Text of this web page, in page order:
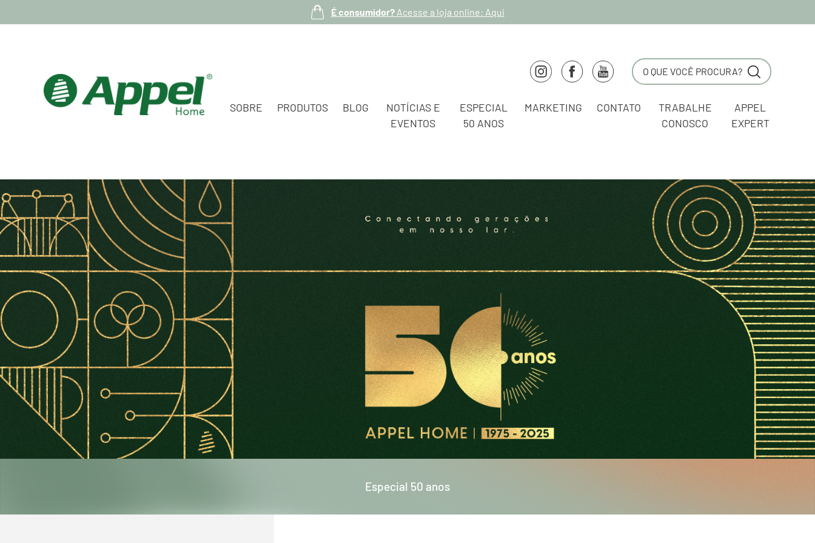
É consumidor?Acesse a loja online: Aqui
SOBRE PRODUTOS BLOG
NOTÍCIAS E
EVENTOS
ESPECIAL
50 ANOS
MARKETING CONTATO
TRABALHE
CONOSCO
APPEL
EXPERT
Especial 50 anos